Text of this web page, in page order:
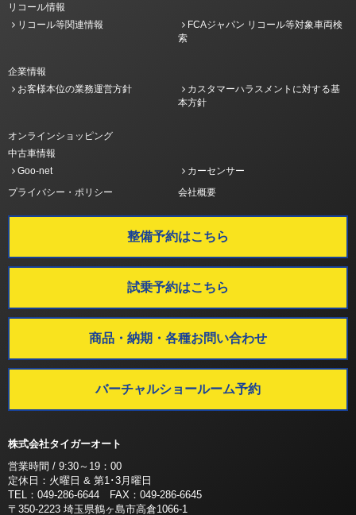
リコール情報
リコール等関連情報
FCAジャパン リコール等対象車両検
索
企業情報
お客様本位の業務運営方針
カスタマーハラスメントに対する基
本方針
オンラインショッピング
中古車情報
Goo-net
カーセンサー
プライバシー・ポリシー
会社概要
整備予約はこちら
試乗予約はこちら
商品・納期・各種お問い合わせ
バーチャルショールーム予約
株式会社タイガーオート
営業時間 / 9:30～19：00
定休日：火曜日 & 第1･3月曜日
TEL：049-286-6644 FAX：049-286-6645
〒350-2223 埼玉県鶴ヶ島市高倉1066-1